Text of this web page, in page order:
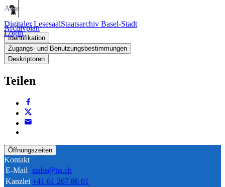
Digitaler LesesaalStaatsarchiv Basel-Stadt
Login
Akte
Archivplan
Identifikation
Zugangs- und Benutzungsbestimmungen
Deskriptoren
Teilen
Öffnungszeiten
Kontakt
E-Mail stabs@bs.ch
Kanzlei +41 61 267 86 01